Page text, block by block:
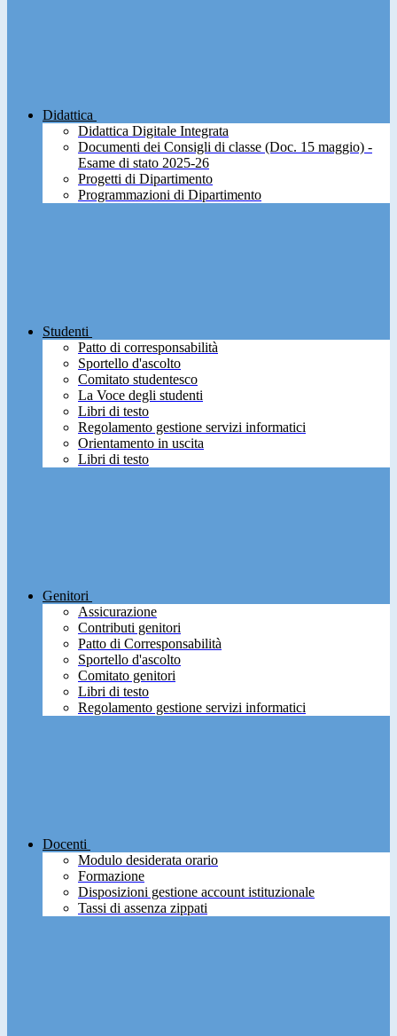
Didattica
Didattica Digitale Integrata
Documenti dei Consigli di classe (Doc. 15 maggio) -
Esame di stato 2025-26
Progetti di Dipartimento
Programmazioni di Dipartimento
Studenti
Patto di corresponsabilità
Sportello d'ascolto
Comitato studentesco
La Voce degli studenti
Libri di testo
Regolamento gestione servizi informatici
Orientamento in uscita
Libri di testo
Genitori
Assicurazione
Contributi genitori
Patto di Corresponsabilità
Sportello d'ascolto
Comitato genitori
Libri di testo
Regolamento gestione servizi informatici
Docenti
Modulo desiderata orario
Formazione
Disposizioni gestione account istituzionale
Tassi di assenza zippati